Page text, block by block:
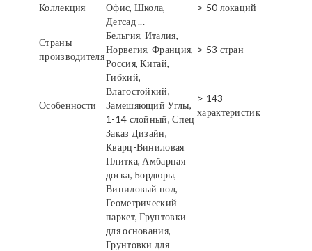
Коллекция
Офис, Школа,
Детсад ...
> 50 локаций
Страны
производителя
Бельгия, Италия,
Норвегия, Франция,
Россия, Китай,
> 53 стран
Особенности
Гибкий,
Влагостойкий,
Замешяющий Углы,
1-14 слойный, Спец
Заказ Дизайн,
> 143
характеристик
Кварц-Виниловая
Плитка, Амбарная
доска, Бордюры,
Виниловый пол,
Геометрический
паркет, Грунтовки
для основания,
Грунтовки для